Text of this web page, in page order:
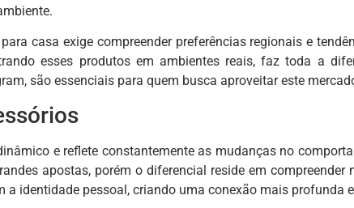
casa exige compreender preferências regionais e
esses produtos em ambientes reais, faz toda a
são essenciais para quem busca aproveitar este
e reflete constantemente as mudanças no
apostas, porém o diferencial reside em
a identidade pessoal, criando uma conexão mais profunda